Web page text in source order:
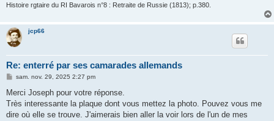
Histoire rgtaire du RI Bavarois n°8 : Retraite de Russie (1813); p.380.
jcp66
Re: enterré par ses camarades allemands
M
s
a
g
sam. nov. 29, 2025 2:27 pm
Merci Joseph pour votre réponse.
Très interessante la plaque dont vous mettez la photo. Pouvez vous me
dire où elle se trouve. J'aimerais bien aller la voir lors de l'un de mes